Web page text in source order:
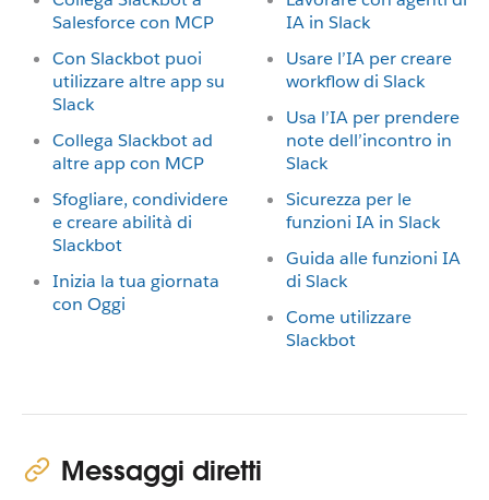
Salesforce con MCP
Con Slackbot puoi
utilizzare altre app su
Slack
Collega Slackbot ad
altre app con MCP
Sfogliare, condividere
e creare abilità di
Slackbot
Inizia la tua giornata
con Oggi
IA in Slack
Usare l’IA per creare
workflow di Slack
Usa l’IA per prendere
note dell’incontro in
Slack
Sicurezza per le
funzioni IA in Slack
Guida alle funzioni IA
di Slack
Come utilizzare
Slackbot
Messaggi diretti